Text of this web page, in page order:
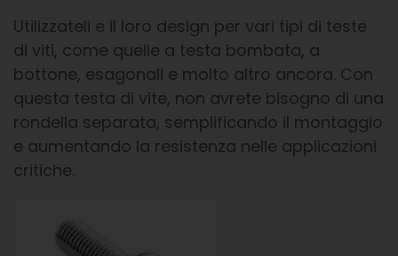
Utilizzateli e il loro design per vari tipi di teste
di viti, come quelle a testa bombata, a
bottone, esagonali e molto altro ancora. Con
questa testa di vite, non avrete bisogno di una
rondella separata, semplificando il montaggio
e aumentando la resistenza nelle applicazioni
critiche.